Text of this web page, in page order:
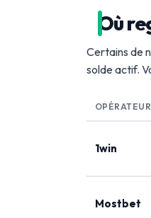
Où
Certains de
solde actif.
OPÉRATEUR
1win
Mostbet